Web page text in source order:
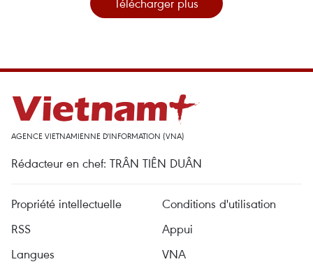
Télécharger plus
AGENCE VIETNAMIENNE D'INFORMATION (VNA)
Rédacteur en chef: TRÂN TIÊN DUÂN
Propriété intellectuelle
Conditions d'utilisation
RSS
Appui
Langues
VNA